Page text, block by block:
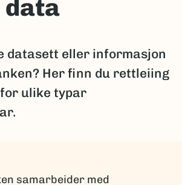
data
datasett eller informasjon
Her finn du rettleiing
ulike typar
samarbeider med